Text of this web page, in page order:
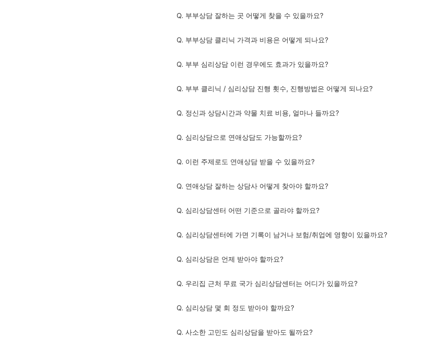
Q. 부부상담 잘하는 곳 어떻게 찾을 수 있을까요?
Q. 부부상담 클리닉 가격과 비용은 어떻게 되나요?
Q. 부부 심리상담 이런 경우에도 효과가 있을까요?
Q. 부부 클리닉 / 심리상담 진행 횟수, 진행방법은 어떻게 되나요?
Q. 정신과 상담시간과 약물 치료 비용, 얼마나 들까요?
Q. 심리상담으로 연애상담도 가능할까요?
Q. 이런 주제로도 연애상담 받을 수 있을까요?
Q. 연애상담 잘하는 상담사 어떻게 찾아야 할까요?
Q. 심리상담센터 어떤 기준으로 골라야 할까요?
Q. 심리상담센터에 가면 기록이 남거나 보험/취업에 영향이 있을까요?
Q. 심리상담은 언제 받아야 할까요?
Q. 우리집 근처 무료 국가 심리상담센터는 어디가 있을까요?
Q. 심리상담 몇 회 정도 받아야 할까요?
Q. 사소한 고민도 심리상담을 받아도 될까요?